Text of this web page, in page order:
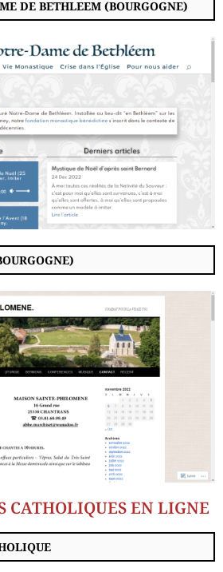
DE BETHLEEM (BOURGOGNE)
CATHOLIQUES EN LIGNE